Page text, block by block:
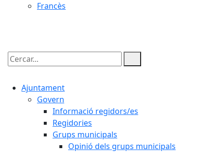
Francès
Cercar:
Ajuntament
Govern
Informació regidors/es
Regidories
Grups municipals
Opinió dels grups municipals